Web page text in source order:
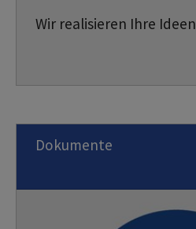
Wir realisieren Ihre Ideen
Dokumente